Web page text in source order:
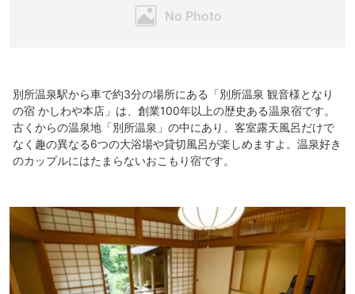
別所温泉駅から車で約3分の場所にある「別所温泉 観音様となり
の宿 かしわや本店」は、創業100年以上の歴史ある温泉宿です。
古くからの温泉地「別所温泉」の中にあり、客室露天風呂だけで
なく趣の異なる6つの大浴場や貸切風呂が楽しめますよ。温泉好き
のカップルにはたまらないおこもり宿です。